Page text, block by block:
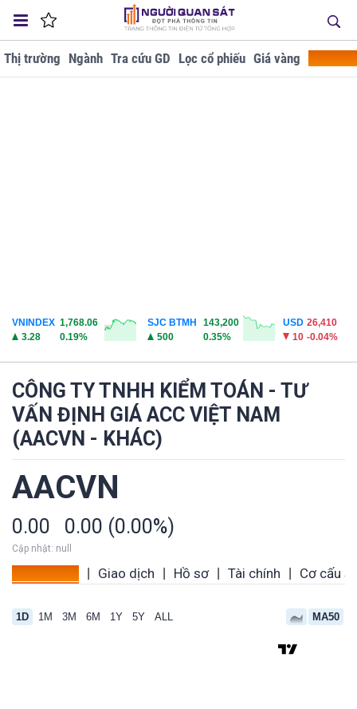
Thị trường Ngành Tra cứu GD Lọc cổ phiếu Giá vàng
VNINDEX 1,768.06
3.28
0.19%
SJC BTMH
143,200
500
0.35%
USD 26,410
10 -0.04%
CÔNG TY TNHH KIỂM TOÁN - TƯ
VẤN ĐỊNH GIÁ ACC VIỆT NAM
(AACVN - KHÁC)
AACVN
0.00 0.00 (0.00%)
Cập nhật: null
Giao dịch Hồ sơ Tài chính Cơ cấu
1D 1M 3M 6M 1Y 5Y ALL MA50